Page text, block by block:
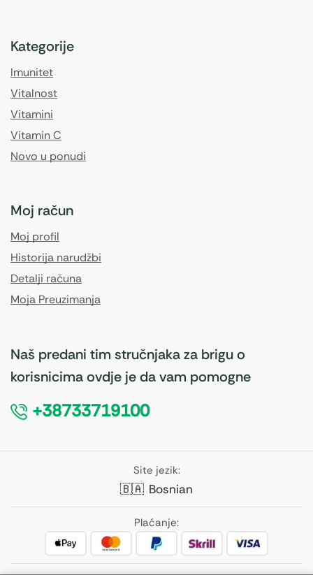
Kategorije
Imunitet
Vitalnost
Vitamini
Vitamin C
Novo u ponudi
Moj račun
Moj profil
Historija narudžbi
Detalji računa
Moja Preuzimanja
Naš predani tim stručnjaka za brigu o
korisnicima ovdje je da vam pomogne
+38733719100
Site jezik:
🇧🇦 Bosnian
Plaćanje: